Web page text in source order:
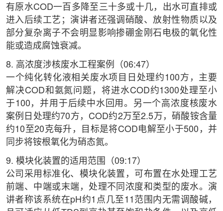
有原水COD一百多降至三十多或十几，出水可直排或
进入后续工艺；演讲者还强调硝酸、放射性物质以及
部分复杂离子不会明显影响掺硼金刚石电极的氧化性
能或造成腐蚀衰减。
8. 高浓度涉核废水工程案例（06:47）
一个纯化转化液相关废水项目日处理约100方，主要
解决COD和氨氮问题，将进水COD约1300处理至小
于100，并用于后续中水回用。另一个高浓度核废水
案例日处理约70方，COD约2万至2.5万，硝酸铵含量
约10至20克每升，目标是将COD电解至小于500，并
同步将铵根氧化为硝态氮。
9. 模块化装置的适用范围（09:17）
公司采用标准化、模块化装置，可布置在水处理工艺
前端、中端或末端，处理不同浓度和类型的废水。演
讲者称该系统在pH约1点几至11范围内无需调酸碱，